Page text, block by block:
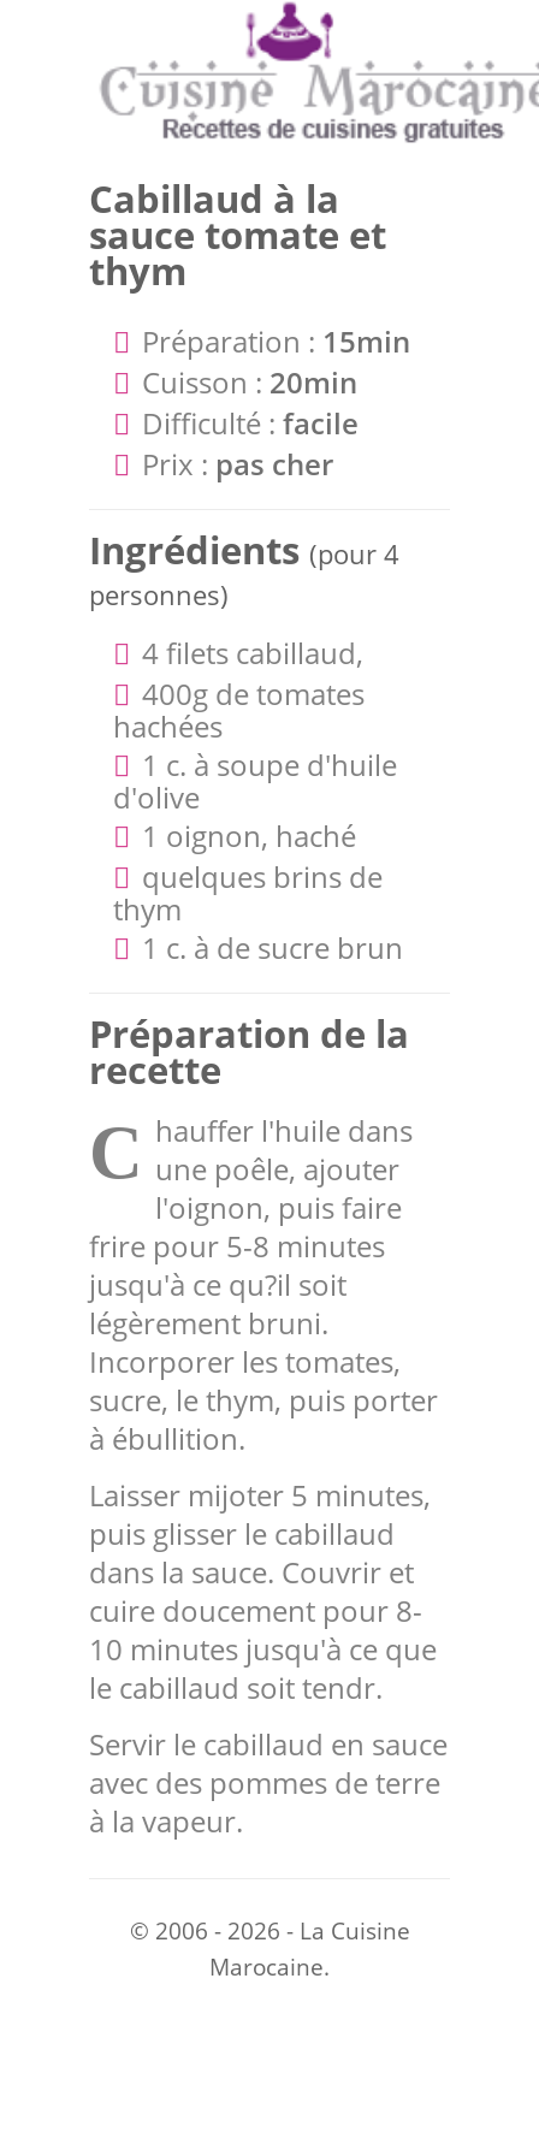
Cabillaud à la
sauce tomate et
thym
Préparation : 15min
Cuisson : 20min
Difficulté : facile
Prix : pas cher
Ingrédients (pour 4
personnes)
4 filets cabillaud,
400g de tomates
hachées
1 c. à soupe d'huile
d'olive
1 oignon, haché
quelques brins de
thym
1 c. à de sucre brun
Préparation de la
recette
C hauffer l'huile dans
une poêle, ajouter
l'oignon, puis faire
frire pour 5-8 minutes
jusqu'à ce qu?il soit
légèrement bruni.
Incorporer les tomates,
sucre, le thym, puis porter
à ébullition.
Laisser mijoter 5 minutes,
puis glisser le cabillaud
dans la sauce. Couvrir et
cuire doucement pour 8-
10 minutes jusqu'à ce que
le cabillaud soit tendr.
Servir le cabillaud en sauce
avec des pommes de terre
à la vapeur.
© 2006 - 2026 - La Cuisine
Marocaine.